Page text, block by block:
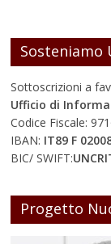
Sosteniamo
Sottoscrizioni a
Ufficio di
Codice Fiscale:
IBAN: IT89 F
BIC/ SWIFT:
Progetto